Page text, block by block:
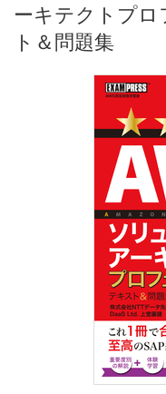
ーキテクトプロ
ト＆問題集